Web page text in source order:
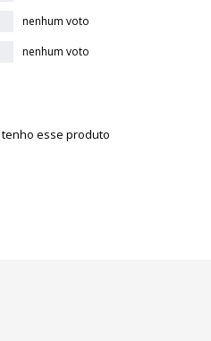
nenhum voto
nenhum voto
tenho esse produto